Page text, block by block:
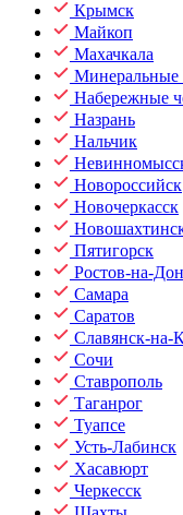
Крымск
Майкоп
Махачкала
Набережные
Назрань
Нальчик
Новороссийск
Новочеркасск
Пятигорск
Ростов-на-
Самара
Саратов
Славянск-на-
Сочи
Ставрополь
Таганрог
Туапсе
Усть-Лабинск
Хасавюрт
Черкесск